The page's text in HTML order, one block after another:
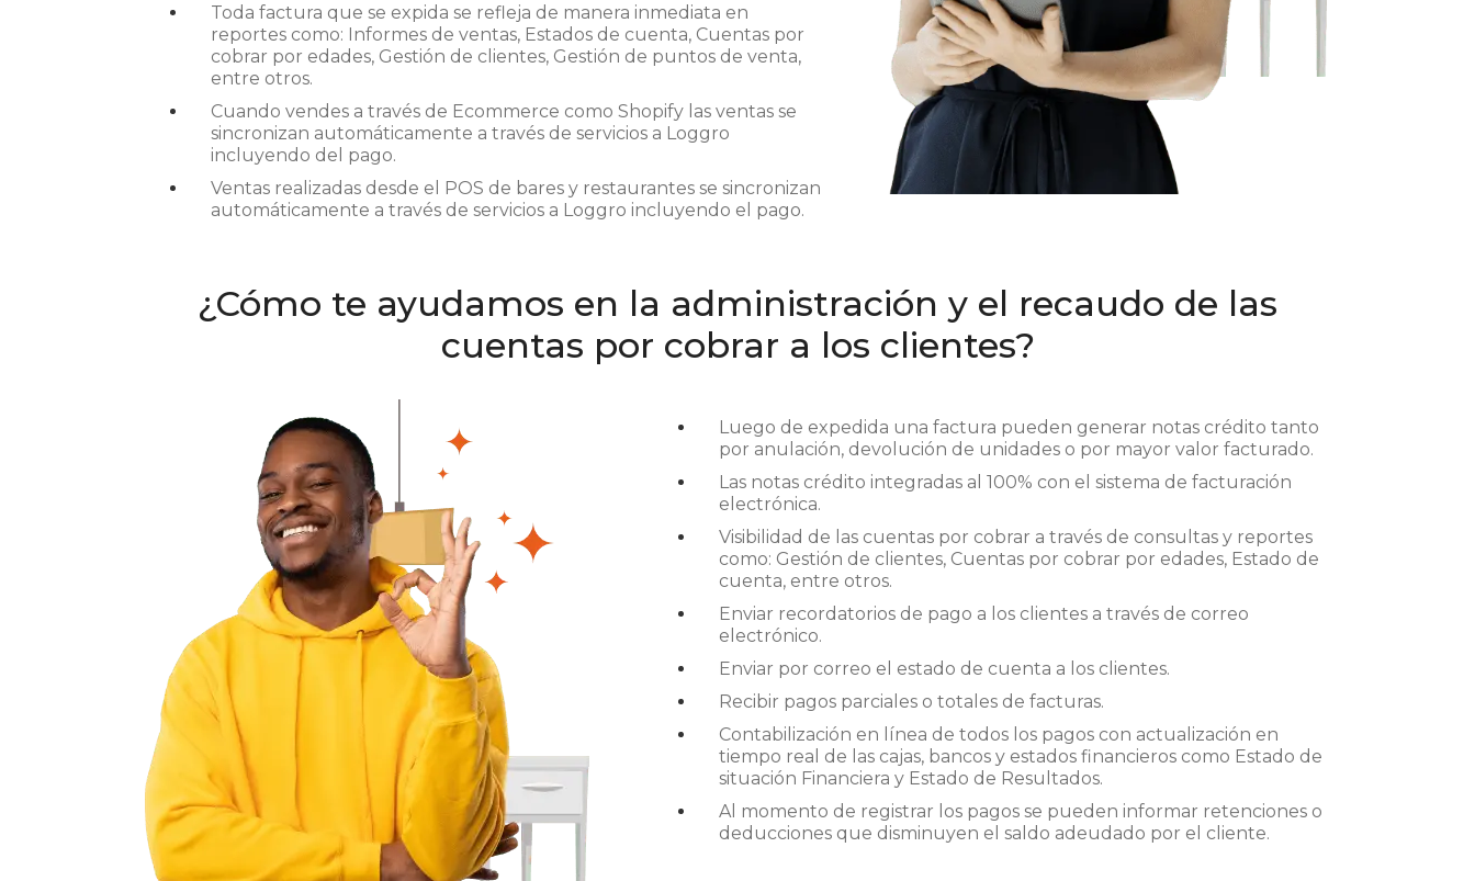
Toda factura que se expida se refleja de manera inmediata en
reportes como: Informes de ventas, Estados de cuenta, Cuentas por
cobrar por edades, Gestión de clientes, Gestión de puntos de venta,
entre otros.
Cuando vendes a través de Ecommerce como Shopify las ventas se
sincronizan automáticamente a través de servicios a Loggro
incluyendo del pago.
Ventas realizadas desde el POS de bares y restaurantes se sincronizan
automáticamente a través de servicios a Loggro incluyendo el pago.
¿Cómo te ayudamos en la administración y el recaudo de las
cuentas por cobrar a los clientes?
Luego de expedida una factura pueden generar notas crédito tanto
por anulación, devolución de unidades o por mayor valor facturado.
Las notas crédito integradas al 100% con el sistema de facturación
electrónica.
Visibilidad de las cuentas por cobrar a través de consultas y reportes
como: Gestión de clientes, Cuentas por cobrar por edades, Estado de
cuenta, entre otros.
Enviar recordatorios de pago a los clientes a través de correo
electrónico.
Enviar por correo el estado de cuenta a los clientes.
Recibir pagos parciales o totales de facturas.
Contabilización en línea de todos los pagos con actualización en
tiempo real de las cajas, bancos y estados financieros como Estado de
situación Financiera y Estado de Resultados.
Al momento de registrar los pagos se pueden informar retenciones o
deducciones que disminuyen el saldo adeudado por el cliente.